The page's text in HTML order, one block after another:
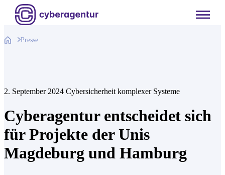
Zum
Inhalt
springen
Presse
2. September 2024 Cybersicherheit komplexer Systeme
Cyberagentur entscheidet sich
für Projekte der Unis
Magdeburg und Hamburg